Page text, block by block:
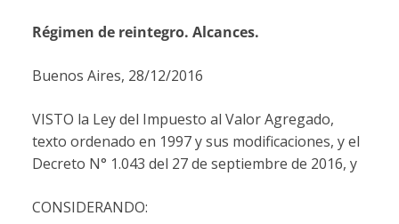
Régimen de reintegro. Alcances.
Buenos Aires, 28/12/2016
VISTO la Ley del Impuesto al Valor Agregado,
texto ordenado en 1997 y sus modificaciones, y el
Decreto N° 1.043 del 27 de septiembre de 2016, y
CONSIDERANDO: